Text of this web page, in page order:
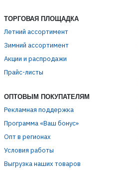
ТОРГОВАЯ ПЛОЩАДКА
Летний ассортимент
Зимний ассортимент
Акции и распродажи
Прайс-листы
ОПТОВЫМ ПОКУПАТЕЛЯМ
Рекламная поддержка
Программа «Ваш бонус»
Опт в регионах
Условия работы
Выгрузка наших товаров